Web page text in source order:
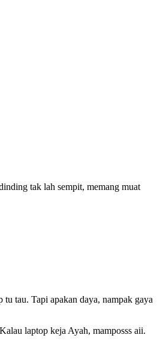
tak lah sempit, memang muat
tau. Tapi apakan daya, nampak gaya
laptop keja Ayah, mamposss aii.